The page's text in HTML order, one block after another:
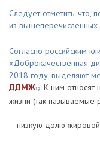
Следует отметить, что,
из
Согласно российским
«Доброкачественная
2018 году, выделяют
ДДМЖ19. К ним относят
жизни (так называемые
– низкую долю жировой